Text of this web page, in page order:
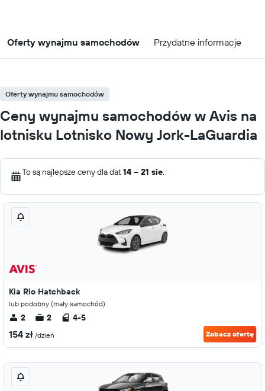
Oferty wynajmu samochodów Przydatne informacje
Oferty wynajmu samochodów
Ceny wynajmu samochodów w Avis na
lotnisku Lotnisko Nowy Jork-LaGuardia
To są najlepsze ceny dla dat14 – 21 sie.
Kia Rio Hatchback
lub podobny (mały samochód)
2 2 4-5
154 zł /dzień Zobacz ofertę